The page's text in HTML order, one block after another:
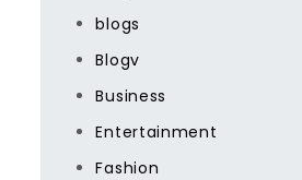
blogs
Blogv
Business
Entertainment
Fashion